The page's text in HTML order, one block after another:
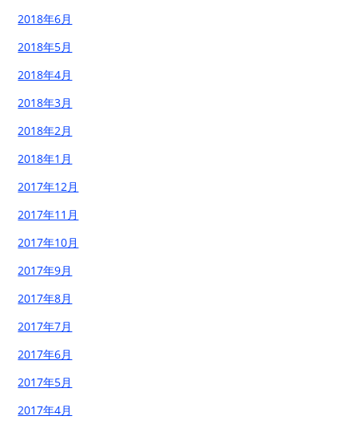
2018年6月
2018年5月
2018年4月
2018年3月
2018年2月
2018年1月
2017年12月
2017年11月
2017年10月
2017年9月
2017年8月
2017年7月
2017年6月
2017年5月
2017年4月